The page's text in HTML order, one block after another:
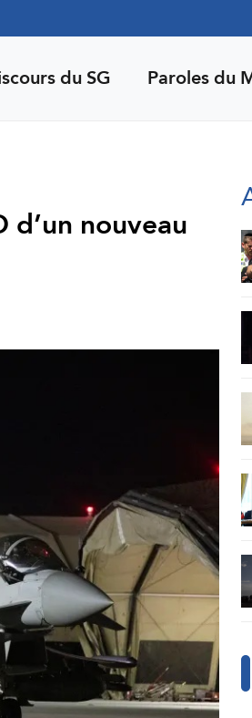
du SG Paroles du
nouveau